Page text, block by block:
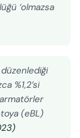
‘olmazsa
düzenlediği
%1,2’si
(eBL)